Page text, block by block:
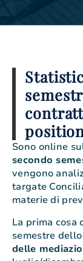
Sono online
secondo
vengono
targate
materie di
La prima cosa
semestre
delle